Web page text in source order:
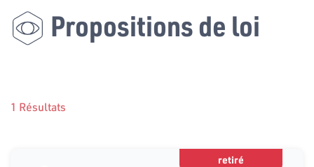
Propositions de loi
1 Résultats
retiré